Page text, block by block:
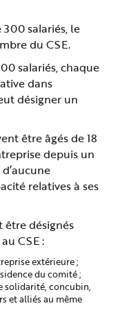
salariés, le
du CSE.
salariés, chaque
dans
désigner un
être âgés de 18
depuis un
relatives à ses
être désignés
CSE :
extérieure ;
du comité ;
solidarité, concubin,
et alliés au même